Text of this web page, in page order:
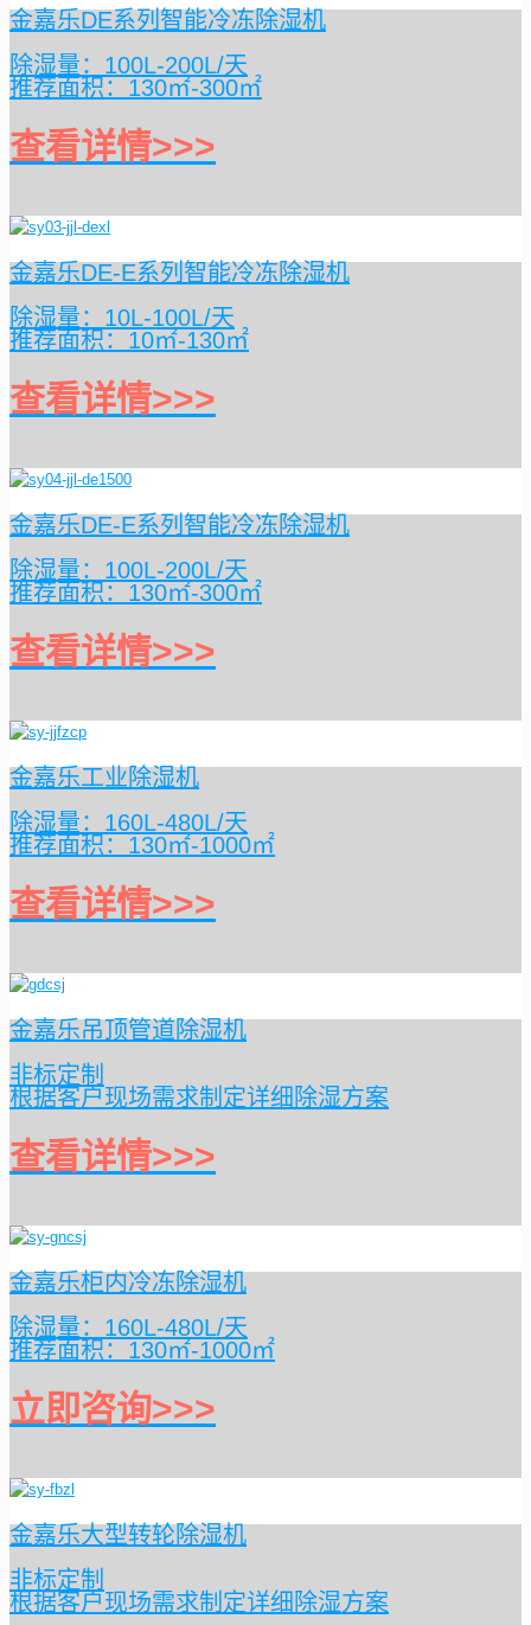
金嘉乐DE系列智能冷冻除湿机
除湿量：100L-200L/天
推荐面积：130㎡-300㎡
查看详情>>>
金嘉乐DE-E系列智能冷冻除湿机
除湿量：10L-100L/天
推荐面积：10㎡-130㎡
查看详情>>>
金嘉乐DE-E系列智能冷冻除湿机
除湿量：100L-200L/天
推荐面积：130㎡-300㎡
查看详情>>>
金嘉乐工业除湿机
除湿量：160L-480L/天
推荐面积：130㎡-1000㎡
查看详情>>>
金嘉乐吊顶管道除湿机
非标定制
根据客户现场需求制定详细除湿方案
查看详情>>>
金嘉乐柜内冷冻除湿机
除湿量：160L-480L/天
推荐面积：130㎡-1000㎡
立即咨询>>>
金嘉乐大型转轮除湿机
非标定制
根据客户现场需求制定详细除湿方案